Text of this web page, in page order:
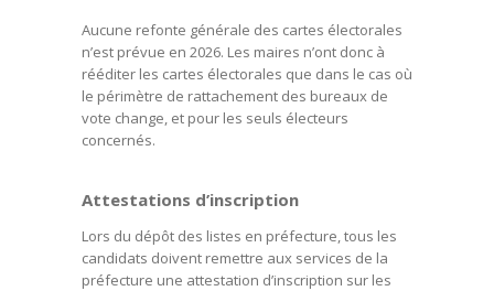
Aucune refonte générale des cartes électorales
n’est prévue en 2026. Les maires n’ont donc à
rééditer les cartes électorales que dans le cas où
le périmètre de rattachement des bureaux de
vote change, et pour les seuls électeurs
concernés.
Attestations d’inscription
Lors du dépôt des listes en préfecture, tous les
candidats doivent remettre aux services de la
préfecture une attestation d’inscription sur les